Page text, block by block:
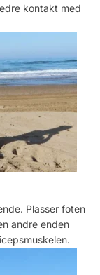
kontakt med
Plasser foten
andre enden